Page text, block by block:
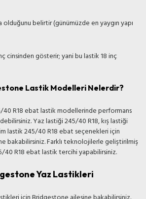
olduğunu belirtir (günümüzde en yaygın yapı
cinsinden gösterir; yani bu lastik 18 inç
Lastik Modelleri Nelerdir?
R18 ebat lastik modellerinde performans
Yaz lastiği 245/40 R18, kış lastiği
lastik 245/40 R18 ebat seçenekleri için
bakabilirsiniz. Farklı teknolojilerle geliştirilmiş
40 R18 ebat lastik tercihi yapabilirsiniz.
Yaz Lastikleri
için Bridgestone ailesine bakabilirsiniz.